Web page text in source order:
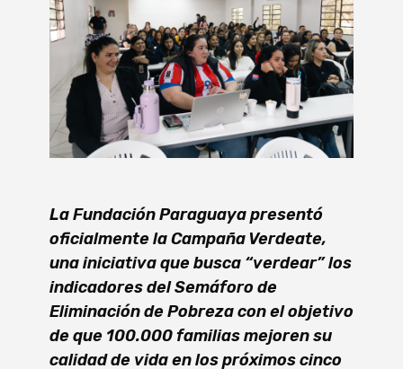
La Fundación Paraguaya presentó
oficialmente la Campaña Verdeate,
una iniciativa que busca “verdear” los
indicadores del Semáforo de
Eliminación de Pobreza con el objetivo
de que 100.000 familias mejoren su
calidad de vida en los próximos cinco